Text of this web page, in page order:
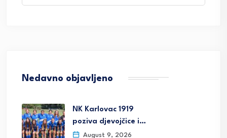
Nedavno objavljeno
NK Karlovac 1919
poziva djevojčice i…
August 9, 2026